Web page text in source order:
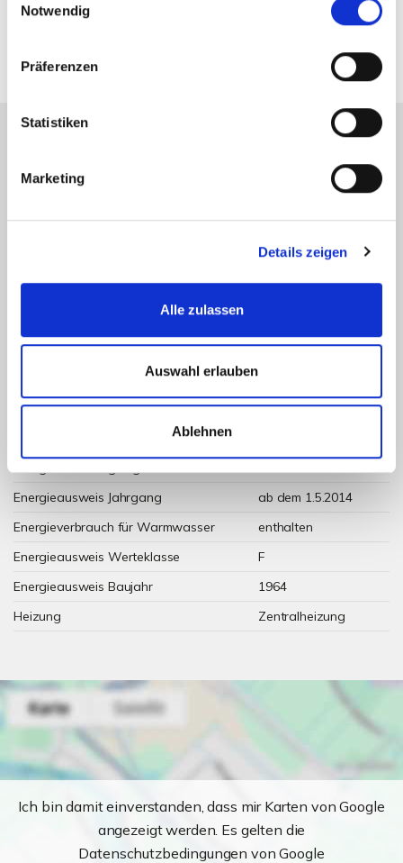
Notwendig
Präferenzen
Statistiken
Marketing
Details zeigen
Alle zulassen
Auswahl erlauben
Ablehnen
sz@zicklerimmobilien.de
Energieausweis (Bedarfsausweis)
164,60 kWh / (m²*a)
Energieausweis Jahrgang
ab dem 1.5.2014
Energieverbrauch für Warmwasser
enthalten
Energieausweis Werteklasse
F
Energieausweis Baujahr
1964
Heizung
Zentralheizung
Ich bin damit einverstanden, dass mir Karten von Google
angezeigt werden. Es gelten die
Datenschutzbedingungen von Google